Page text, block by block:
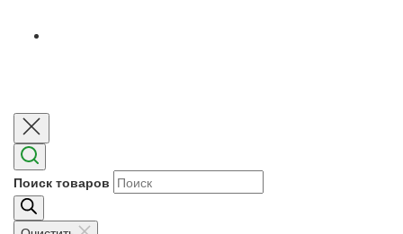
Поиск товаров